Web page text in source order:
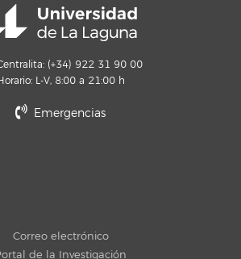
(+34) 922 31 90 00
L-V, 8:00 a 21:00 h
Emergencias
Correo electrónico
de la Investigación